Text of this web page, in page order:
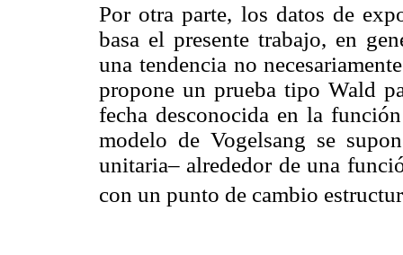
Por otra parte, los datos de
basa el presente trabajo, en
una tendencia no
propone un prueba tipo Wald
fecha desconocida en la
modelo de Vogelsang se
unitaria– alrededor de una
con un punto de cambio